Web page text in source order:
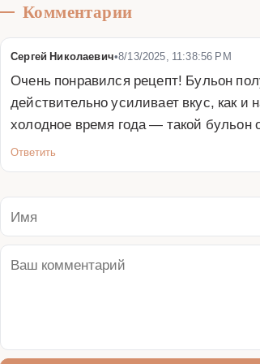
Комментарии
Сергей Николаевич•8/13/2025, 11:38:56 PM
Очень понравился рецепт! Бульон
действительно усиливает вкус, как
холодное время года — такой бульон
Ответить